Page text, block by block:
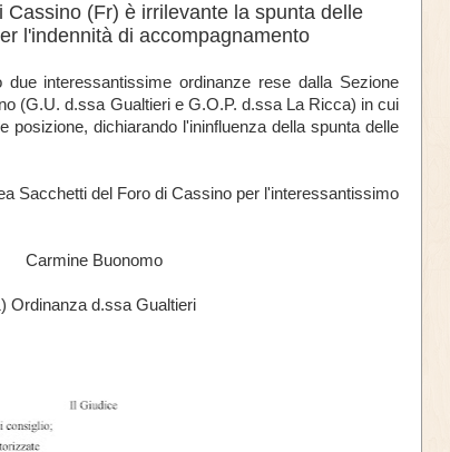
Cassino (Fr) è irrilevante la spunta delle
l'indennità di accompagnamento
due interessantissime ordinanze rese dalla Sezione
(G.U. d.ssa Gualtieri e G.O.P. d.ssa La Ricca) in cui
posizione, dichiarando l'ininfluenza della spunta delle
Sacchetti del Foro di Cassino per l'interessantissimo
Carmine Buonomo
Ordinanza d.ssa Gualtieri